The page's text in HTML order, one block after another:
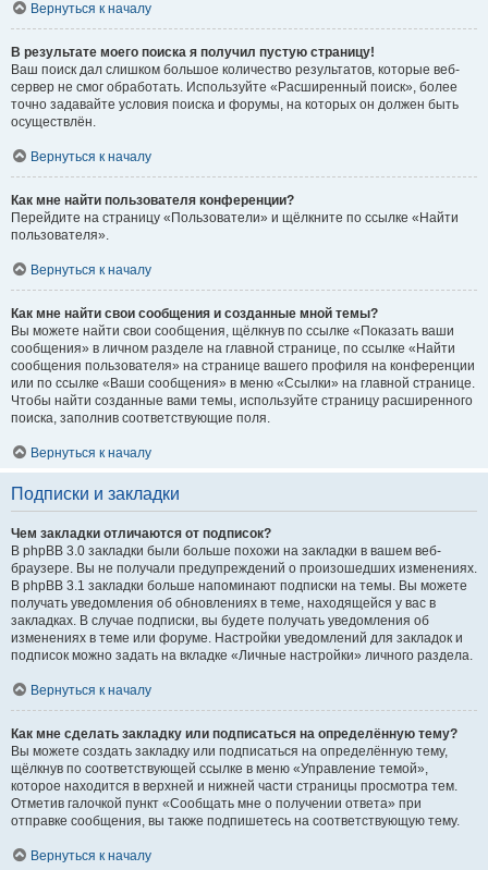
Вернуться к началу
В результате моего поиска я получил пустую страницу!
Ваш поиск дал слишком большое количество результатов, которые веб-
сервер не смог обработать. Используйте «Расширенный поиск», более
точно задавайте условия поиска и форумы, на которых он должен быть
осуществлён.
Вернуться к началу
Как мне найти пользователя конференции?
Перейдите на страницу «Пользователи» и щёлкните по ссылке «Найти
пользователя».
Вернуться к началу
Как мне найти свои сообщения и созданные мной темы?
Вы можете найти свои сообщения, щёлкнув по ссылке «Показать ваши
сообщения» в личном разделе на главной странице, по ссылке «Найти
сообщения пользователя» на странице вашего профиля на конференции
или по ссылке «Ваши сообщения» в меню «Ссылки» на главной странице.
Чтобы найти созданные вами темы, используйте страницу расширенного
поиска, заполнив соответствующие поля.
Вернуться к началу
Подписки и закладки
Чем закладки отличаются от подписок?
В phpBB 3.0 закладки были больше похожи на закладки в вашем веб-
браузере. Вы не получали предупреждений о произошедших изменениях.
В phpBB 3.1 закладки больше напоминают подписки на темы. Вы можете
получать уведомления об обновлениях в теме, находящейся у вас в
закладках. В случае подписки, вы будете получать уведомления об
изменениях в теме или форуме. Настройки уведомлений для закладок и
подписок можно задать на вкладке «Личные настройки» личного раздела.
Вернуться к началу
Как мне сделать закладку или подписаться на определённую тему?
Вы можете создать закладку или подписаться на определённую тему,
щёлкнув по соответствующей ссылке в меню «Управление темой»,
которое находится в верхней и нижней части страницы просмотра тем.
Отметив галочкой пункт «Сообщать мне о получении ответа» при
отправке сообщения, вы также подпишетесь на соответствующую тему.
Вернуться к началу